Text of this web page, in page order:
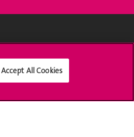
Accept All Cookies